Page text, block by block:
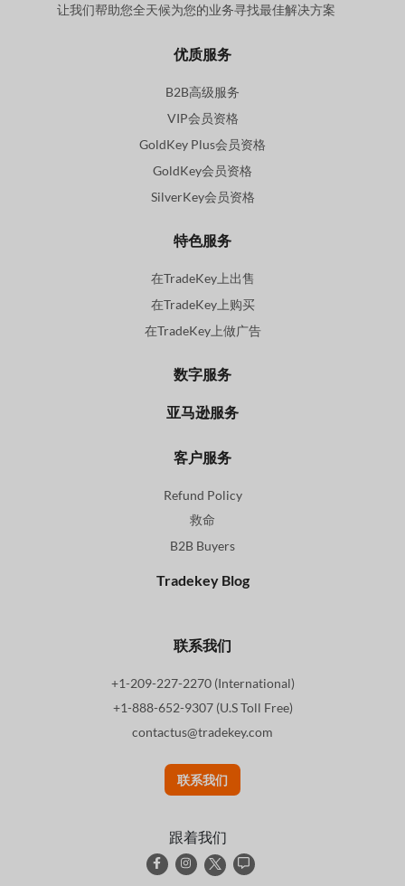
让我们帮助您全天候为您的业务寻找最佳解决方案
优质服务
B2B高级服务
VIP会员资格
GoldKey Plus会员资格
GoldKey会员资格
SilverKey会员资格
特色服务
在TradeKey上出售
在TradeKey上购买
在TradeKey上做广告
数字服务
亚马逊服务
客户服务
Refund Policy
救命
B2B Buyers
Tradekey Blog
联系我们
+1-209-227-2270 (International)
+1-888-652-9307 (U.S Toll Free)
contactus@tradekey.com
联系我们
跟着我们